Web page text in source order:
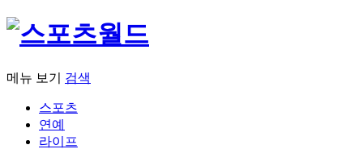
메뉴 보기 검색
스포츠
연예
라이프